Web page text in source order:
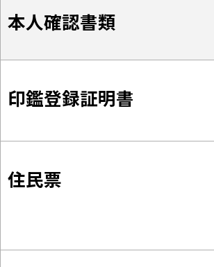
本人確認書類
印鑑登録証明書
住民票